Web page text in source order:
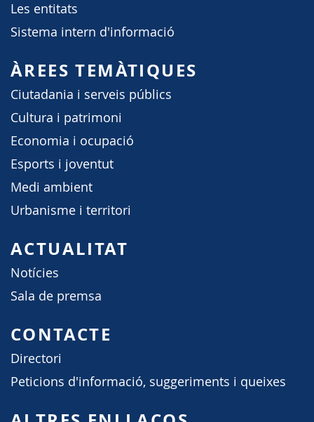
Les entitats
Sistema intern d'informació
ÀREES TEMÀTIQUES
Ciutadania i serveis públics
Cultura i patrimoni
Economia i ocupació
Esports i joventut
Medi ambient
Urbanisme i territori
ACTUALITAT
Notícies
Sala de premsa
CONTACTE
Directori
Peticions d'informació, suggeriments i queixes